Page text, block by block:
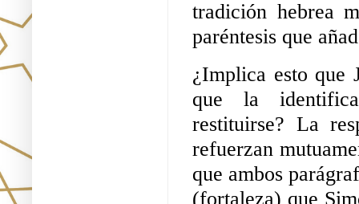
tradición hebrea
paréntesis que
¿Implica esto que
que la
restituirse? La
refuerzan
que ambos
(fortaleza) que